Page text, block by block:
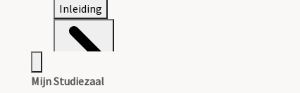
Inleiding
Mijn Studiezaal